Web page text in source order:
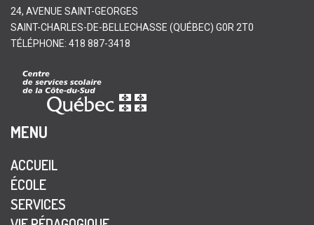
24, AVENUE SAINT-GEORGES
SAINT-CHARLES-DE-BELLECHASSE (QUÉBEC) G0R 2T0
TÉLÉPHONE: 418 887-3418
MENU
ACCUEIL
ÉCOLE
SERVICES